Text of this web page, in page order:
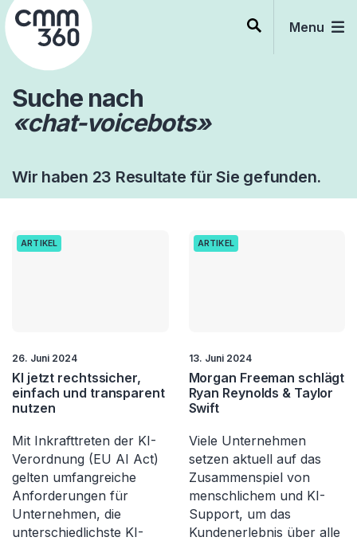
Skip
to
content
Menu
Suche nach
«chat-voicebots»
Wir haben 23 Resultate für Sie gefunden.
ARTIKEL
26. Juni 2024
KI jetzt rechtssicher,
einfach und transparent
nutzen
Mit Inkrafttreten der KI-
Verordnung (EU AI Act)
gelten umfangreiche
Anforderungen für
Unternehmen, die
unterschiedlichste KI-
ARTIKEL
13. Juni 2024
Morgan Freeman schlägt
Ryan Reynolds & Taylor
Swift
Viele Unternehmen
setzen aktuell auf das
Zusammenspiel von
menschlichem und KI-
Support, um das
Kundenerlebnis über alle